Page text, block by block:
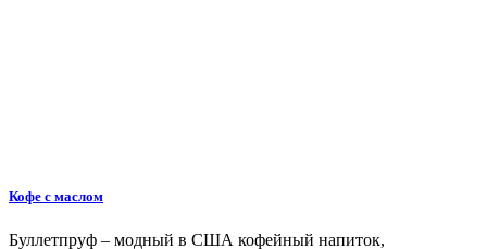
Кофе с маслом
Буллетпруф – модный в США кофейный напиток,